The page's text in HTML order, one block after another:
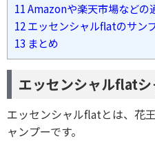
11Amazonや楽天市場などの
12エッセンシャルflatのサン
13 まとめ
エッセンシャルflatシ
エッセンシャルflatとは、花
ャンプーです。